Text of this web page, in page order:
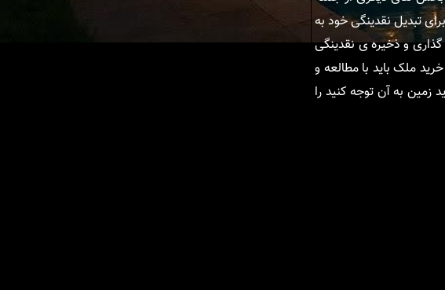
تبدیل نقدینگی خود به
و ذخیره ی نقدینگی
ملک باید با مطالعه و
زمین به آن توجه کنید را